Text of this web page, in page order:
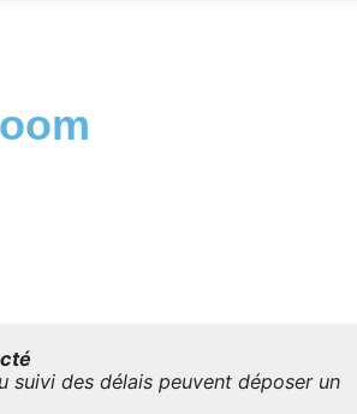
suivi des délais peuvent déposer un